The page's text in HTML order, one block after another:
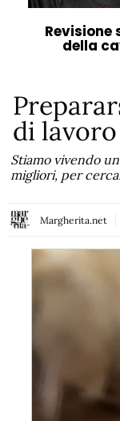
della
di lavoro
Stiamo vivendo
migliori, per
Margherita.net